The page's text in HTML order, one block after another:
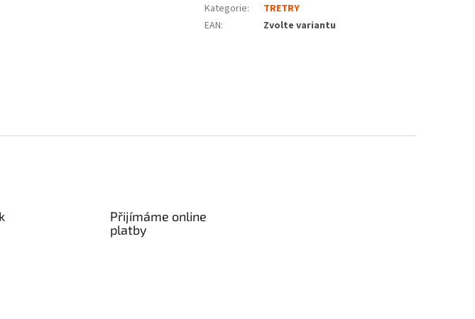
Kategorie:
TRETRY
EAN: Zvolte variantu
Přijímáme online
platby